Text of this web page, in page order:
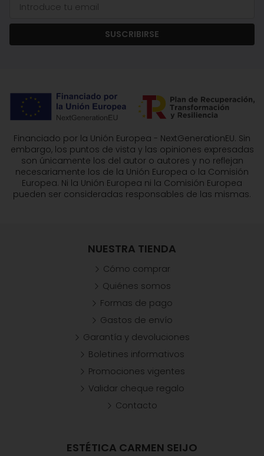
SUSCRIBIRSE
Financiado por la Unión Europea - NextGenerationEU. Sin
embargo, los puntos de vista y las opiniones expresadas
son únicamente los del autor o autores y no reflejan
necesariamente los de la Unión Europea o la Comisión
Europea. Ni la Unión Europea ni la Comisión Europea
pueden ser consideradas responsables de las mismas.
ESTÉTICA CARMEN SEIJO
NUESTRA TIENDA
Cómo comprar
Quiénes somos
Formas de pago
Gastos de envío
Garantía y devoluciones
Boletines informativos
Promociones vigentes
Validar cheque regalo
Contacto